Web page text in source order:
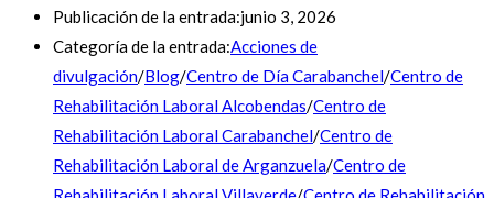
Publicación de la entrada:junio 3, 2026
Categoría de la entrada:Acciones de
divulgación/Blog/Centro de Día Carabanchel/Centro de
Rehabilitación Laboral Alcobendas/Centro de
Rehabilitación Laboral Carabanchel/Centro de
Rehabilitación Laboral de Arganzuela/Centro de